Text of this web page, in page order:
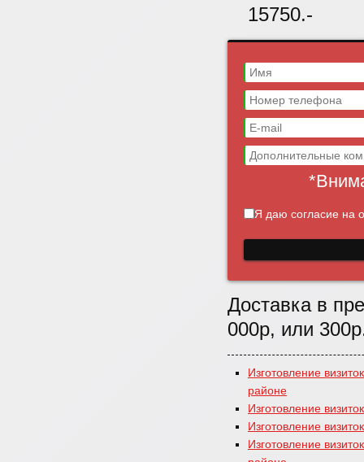
15750.-
Я даю согласие на
Доставка в
000р, или
Изготовление
районе
Изготовление
Изготовление
Изготовление